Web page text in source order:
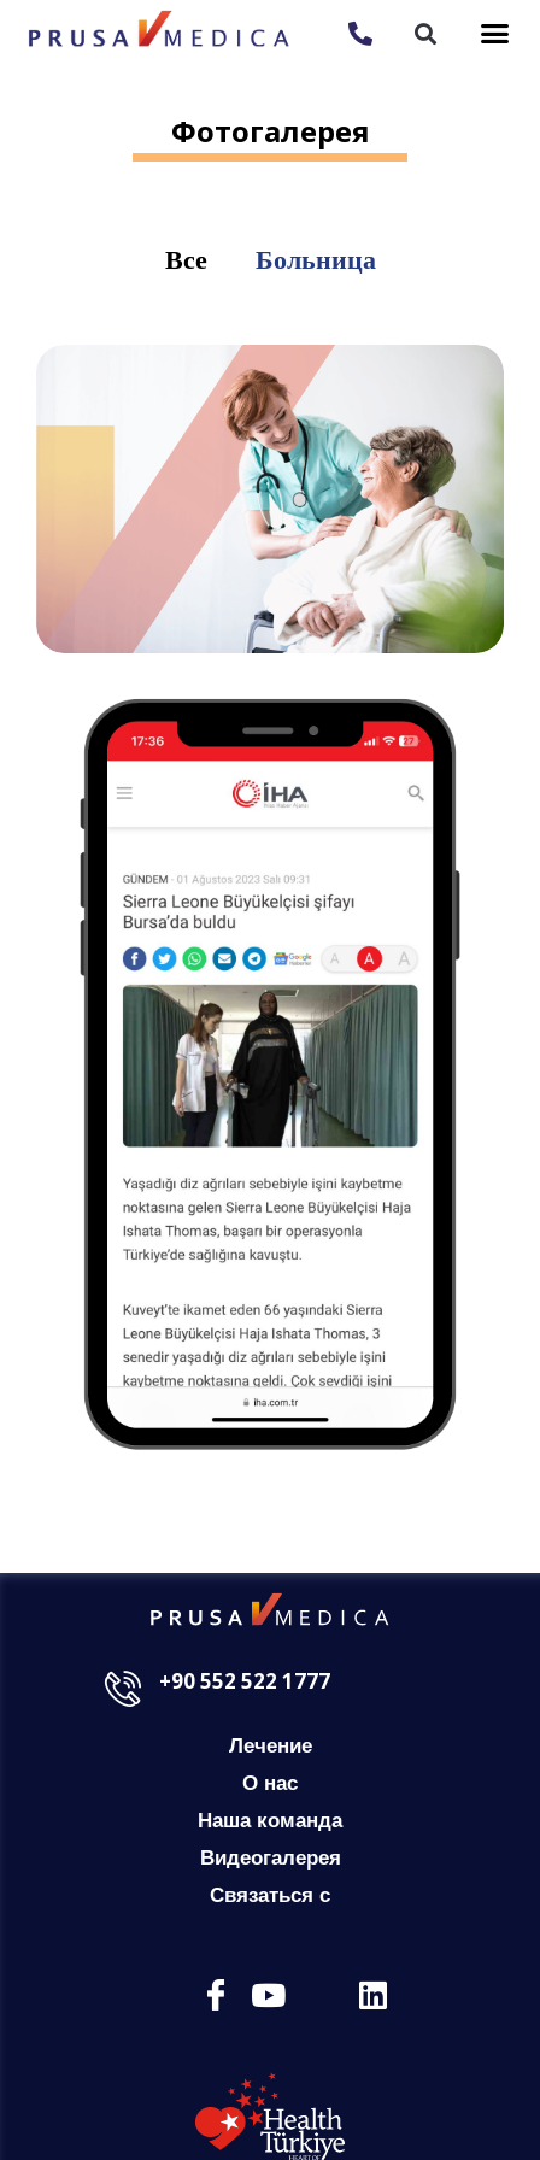
Фотогалерея
Все Больница
+90 552 522 1777
Лечение
О нас
Наша команда
Видеогалерея
Связаться с